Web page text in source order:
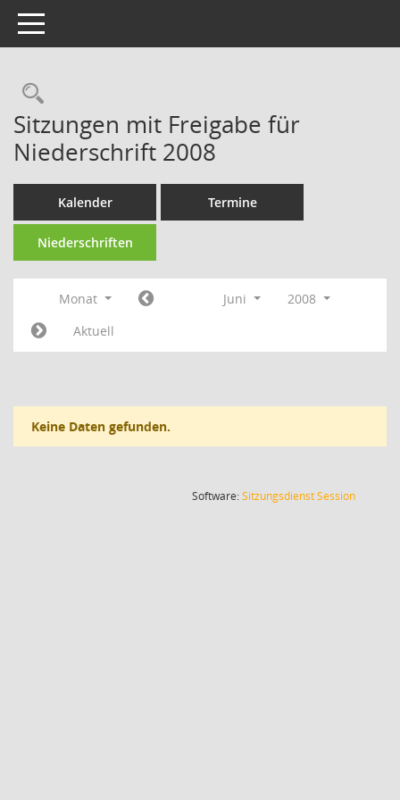
Toggle navigation
Rechercheauswahl
Sitzungen mit Freigabe für
Niederschrift 2008
Kalender Termine
Niederschriften
Monat Juni
2008
Aktuell
Keine Daten gefunden.
Software:SitzungsdienstSession(Wird in